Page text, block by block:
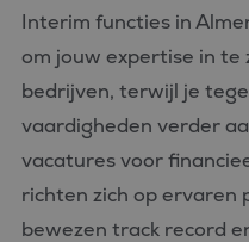
Interim functies in
om jouw expertise in te
bedrijven, terwijl je
vaardigheden verder
vacatures voor
richten zich op ervaren
bewezen track record